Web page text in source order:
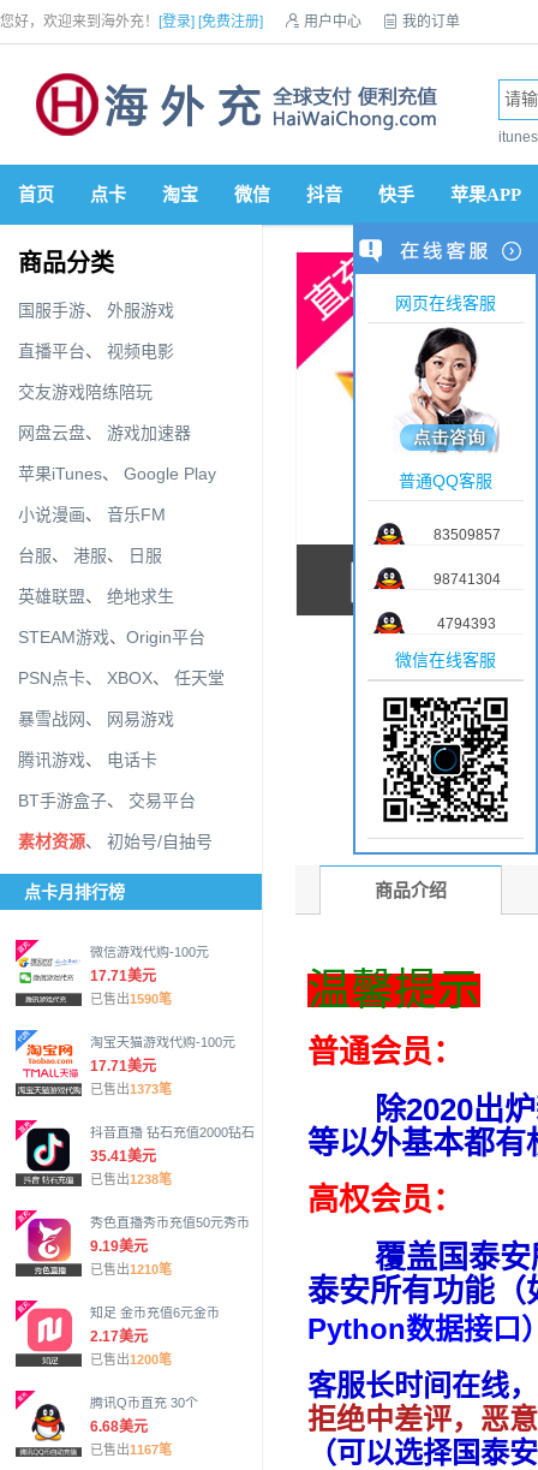
您好，欢迎来到海外充！ [登录] [免费注册]  用户中心  我的订单
首页 点卡 淘宝 微信 抖音 快手 苹果APP
商品分类
国服手游、 外服游戏
直播平台、 视频电影
交友游戏陪练陪玩
网盘云盘、 游戏加速器
苹果iTunes、 Google Play
小说漫画、 音乐FM
台服、 港服、 日服
英雄联盟、 绝地求生
STEAM游戏、 Origin平台
PSN点卡、 XBOX、 任天堂
暴雪战网、 网易游戏
腾讯游戏、 电话卡
BT手游盒子、 交易平台
素材资源、 初始号/自抽号
点卡月排行榜
微信游戏代购-100元
17.71美元
已售出1590笔
淘宝天猫游戏代购-100元
17.71美元
已售出1373笔
抖音直播 钻石充值2000钻石
35.41美元
已售出1238笔
秀色直播秀币充值50元秀币
9.19美元
已售出1210笔
知足 金币充值6元金币
2.17美元
已售出1200笔
腾讯Q币直充 30个
6.68美元
已售出1167笔
商品介绍
温馨提示
普通会员：
除2020出炉
等以外基本都有
高权会员：
覆盖国泰安所
泰安所有功能（
Python数据接口
客服长时间在线
拒绝中差评，恶
（可以选择国
网页在线客服
普通QQ客服
83509857
98741304
4794393
微信在线客服